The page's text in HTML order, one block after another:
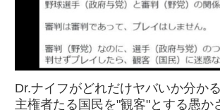
Dr.ナイフがどれだけヤバいか分かる
主権者たる国民を"観客"とする愚か